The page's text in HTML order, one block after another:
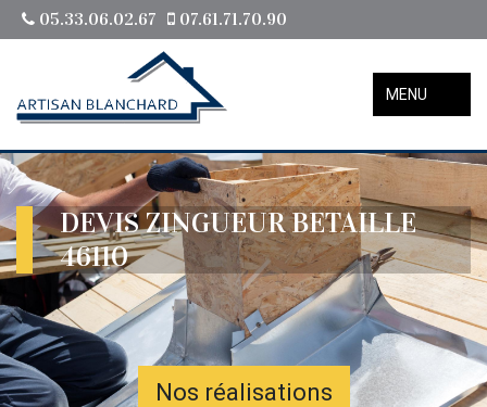
05.33.06.02.67 07.61.71.70.90
MENU
DEVIS ZINGUEUR BETAILLE
46110
Nos réalisations